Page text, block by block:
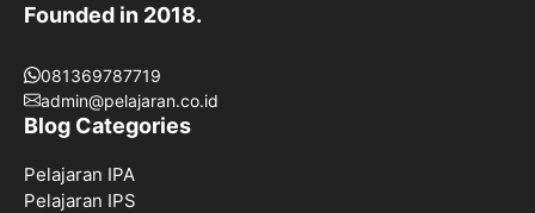
Founded in 2018.
081369787719
admin@pelajaran.co.id
Blog Categories
Pelajaran IPA
Pelajaran IPS